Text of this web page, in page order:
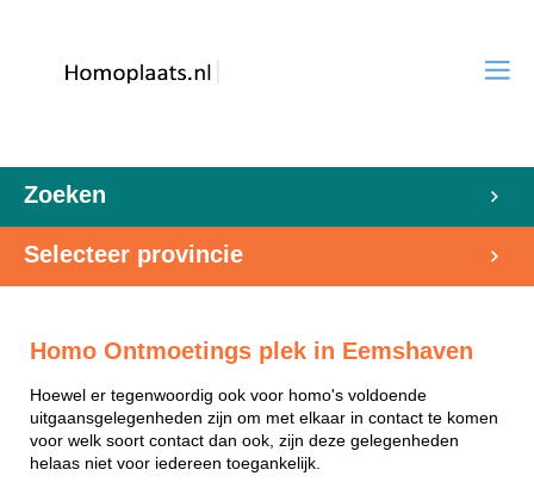
Zoeken
Selecteer provincie
Homo Ontmoetings plek in Eemshaven
Hoewel er tegenwoordig ook voor homo's voldoende
uitgaansgelegenheden zijn om met elkaar in contact te komen
voor welk soort contact dan ook, zijn deze gelegenheden
helaas niet voor iedereen toegankelijk.